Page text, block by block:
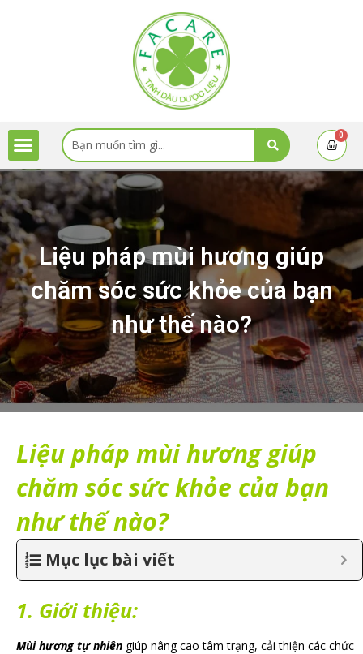
MenuSearch
...
0
Cart
Liệu pháp mùi hương giúp
chăm sóc sức khỏe của bạn
như thế nào?
Liệu pháp mùi hương giúp
chăm sóc sức khỏe của bạn
như thế nào?
Mục lục bài viết
1. Giới thiệu:
Mùi hương tự nhiên giúp nâng cao tâm trạng, cải thiện các chức